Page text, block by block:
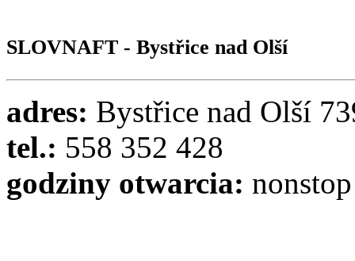
SLOVNAFT - Bystřice nad Olší
adres: Bystřice nad Olší
tel.: 558 352 428
godziny otwarcia: nonstop